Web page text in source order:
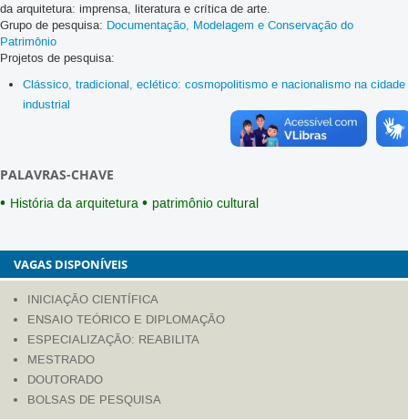
da arquitetura: imprensa, literatura e crítica de arte.
Grupo de pesquisa: Documentação, Modelagem e Conservação do
Patrimônio
Projetos de pesquisa:
Clássico, tradicional, eclético: cosmopolitismo e nacionalismo na cidade
industrial
PALAVRAS-CHAVE
História da arquitetura patrimônio cultural
VAGAS DISPONÍVEIS
INICIAÇÃO CIENTÍFICA
ENSAIO TEÓRICO E DIPLOMAÇÃO
ESPECIALIZAÇÃO: REABILITA
MESTRADO
DOUTORADO
BOLSAS DE PESQUISA